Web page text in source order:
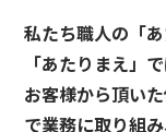
私たち職人の「
「あたりまえ」
お客様から頂い
で業務に取り組